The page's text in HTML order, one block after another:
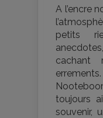
A l’encre
petits
cachant
toujours
souvenir,